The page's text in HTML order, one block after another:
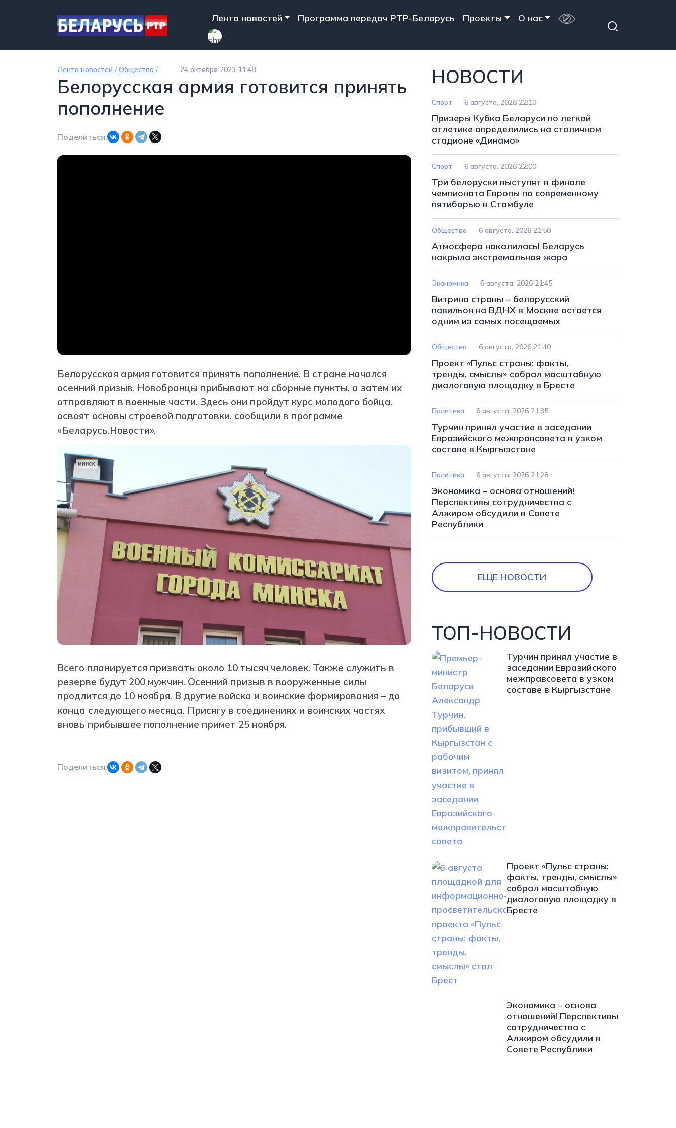
Main navigation
Лента новостей Программа передач РТР-Беларусь Проекты О нас
Лента новостей /Общество / 24 октября 2023 11:48
Белорусская армия готовится принять
пополнение
Поделиться:
Белорусская армия готовится принять пополнение. В стране начался
осенний призыв. Новобранцы прибывают на сборные пункты, а затем их
отправляют в военные части. Здесь они пройдут курс молодого бойца,
освоят основы строевой подготовки, сообщили в программе
«Беларусь.Новости».
Всего планируется призвать около 10 тысяч человек. Также служить в
резерве будут 200 мужчин. Осенний призыв в вооруженные силы
продлится до 10 ноября. В другие войска и воинские формирования – до
конца следующего месяца. Присягу в соединениях и воинских частях
вновь прибывшее пополнение примет 25 ноября.
Поделиться:
НОВОСТИ
Спорт 6 августа, 2026 22:10
Призеры Кубка Беларуси по легкой
атлетике определились на столичном
стадионе «Динамо»
Спорт 6 августа, 2026 22:00
Три белоруски выступят в финале
чемпионата Европы по современному
пятиборью в Стамбуле
Общество 6 августа, 2026 21:50
Атмосфера накалилась! Беларусь
накрыла экстремальная жара
Экономика 6 августа, 2026 21:45
Витрина страны – белорусский
павильон на ВДНХ в Москве остается
одним из самых посещаемых
Общество 6 августа, 2026 21:40
Проект «Пульс страны: факты,
тренды, смыслы» собрал масштабную
диалоговую площадку в Бресте
Политика 6 августа, 2026 21:35
Турчин принял участие в заседании
Евразийского межправсовета в узком
составе в Кыргызстане
Политика 6 августа, 2026 21:28
Экономика – основа отношений!
Перспективы сотрудничества с
Алжиром обсудили в Совете
Республики
ЕЩЕ НОВОСТИ
ТОП-НОВОСТИ
Турчин принял участие в
заседании Евразийского
межправсовета в узком
составе в Кыргызстане
Проект «Пульс страны:
факты, тренды, смыслы»
собрал масштабную
диалоговую площадку в
Бресте
Экономика – основа
отношений! Перспективы
сотрудничества с
Алжиром обсудили в
Совете Республики